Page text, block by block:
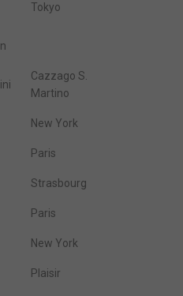
Tokyo
Cazzago S.
Martino
New York
Paris
Strasbourg
Paris
New York
Plaisir